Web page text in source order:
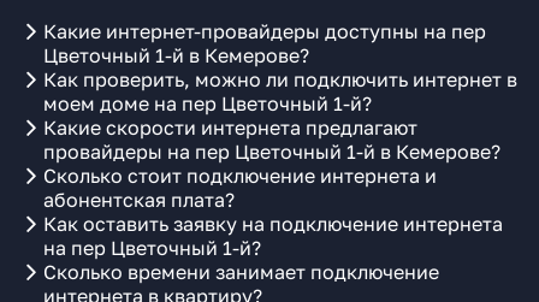
Какие интернет-провайдеры доступны на пер
Цветочный 1-й в Кемерове?
Как проверить, можно ли подключить интернет в
моем доме на пер Цветочный 1-й?
Какие скорости интернета предлагают
провайдеры на пер Цветочный 1-й в Кемерове?
Сколько стоит подключение интернета и
абонентская плата?
Как оставить заявку на подключение интернета
на пер Цветочный 1-й?
Сколько времени занимает подключение
интернета в квартиру?